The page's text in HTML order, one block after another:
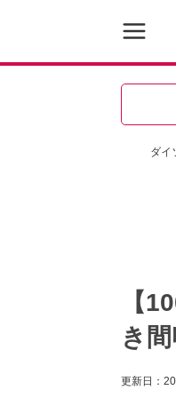
ダイ
【
き
更新日：